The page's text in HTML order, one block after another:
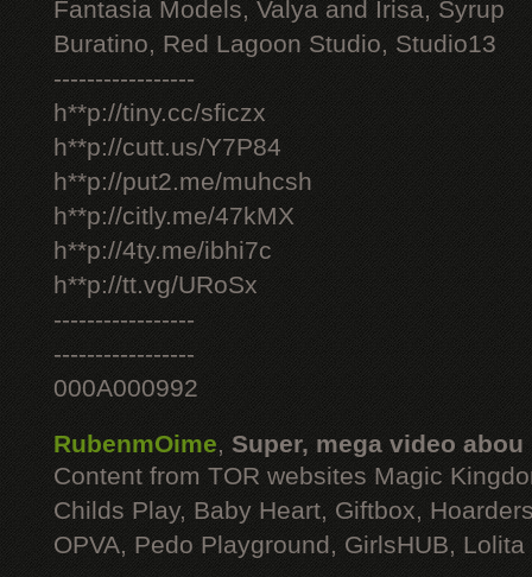
Fantasia Models, Valya and Irisa, Syrup
Buratino, Red Lagoon Studio, Studio13
-----------------
h**p://tiny.cc/sficzx
h**p://cutt.us/Y7P84
h**p://put2.me/muhcsh
h**p://citly.me/47kMX
h**p://4ty.me/ibhi7c
h**p://tt.vg/URoSx
-----------------
-----------------
000A000992
RubenmOime, Super, mega video abou
Content from TOR websites Magic
Childs Play, Baby Heart, Giftbox,
OPVA, Pedo Playground, GirlsHUB, Lolita